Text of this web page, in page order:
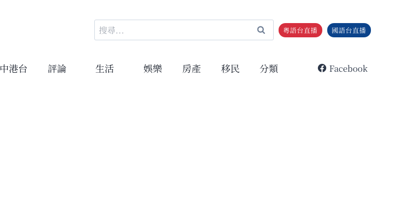
搜
尋
鍵
粵語台直播 國語台直播
中港台 評論 生活 娛樂 房產 移民 分類 Facebook